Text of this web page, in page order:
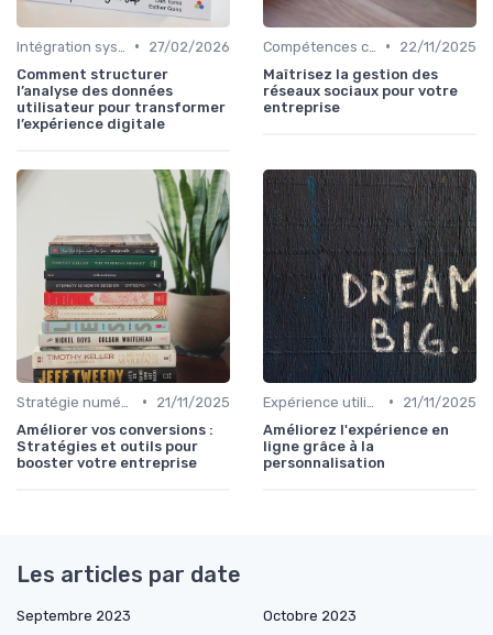
•
27/02/2026
Comment structurer
l’analyse des données
utilisateur pour transformer
l’expérience digitale
•
22/11/2025
Maîtrisez la gestion des
réseaux sociaux pour votre
entreprise
•
21/11/2025
Améliorer vos conversions :
Stratégies et outils pour
booster votre entreprise
•
21/11/2025
Améliorez l'expérience en
ligne grâce à la
personnalisation
Les articles par date
Septembre 2023
Octobre 2023